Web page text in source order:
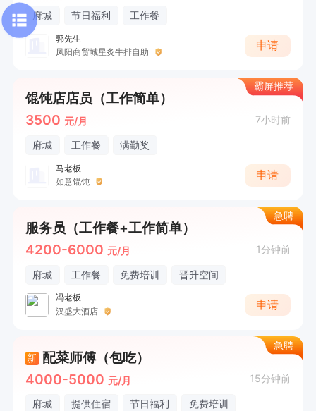
府城 节日福利 工作餐
郭先生
凤阳商贸城星炙牛排自助
申请
霸屏推荐
馄饨店店员（工作简单）
3500 元/月 7小时前
府城 工作餐 满勤奖
马老板
如意馄饨
申请
急聘
服务员（工作餐+工作简单）
4200-6000 元/月 1分钟前
府城 工作餐 免费培训 晋升空间
冯老板
汉盛大酒店
申请
急聘
新 配菜师傅（包吃）
4000-5000 元/月 15分钟前
府城 提供住宿 节日福利 免费培训